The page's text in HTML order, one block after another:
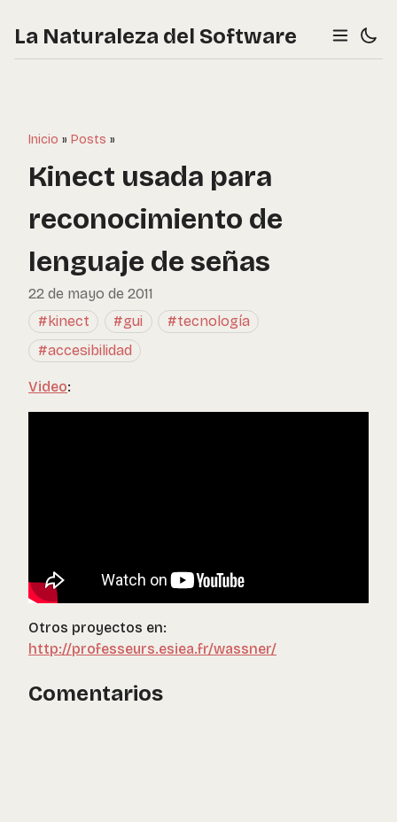
La Naturaleza del Software
Inicio » Posts »
Kinect usada para
reconocimiento de
lenguaje de señas
22 de mayo de 2011
#kinect
#gui
#tecnología
#accesibilidad
Video:
Otros proyectos en:
http://professeurs.esiea.fr/wassner/
Comentarios